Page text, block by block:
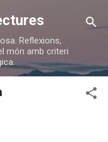
Reflexions,
món amb criteri